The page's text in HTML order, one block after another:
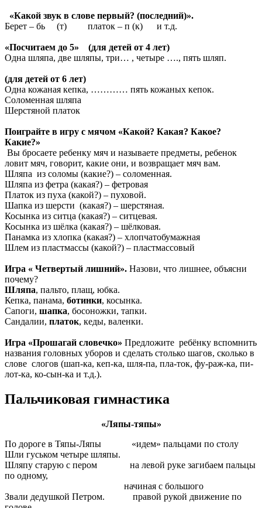
«Какой звук в слове первый? (последний)».
Берет – бь (т) платок – п (к) и т.д.
«Посчитаем до 5» (для детей от 4 лет)
Одна шляпа, две шляпы, три… , четыре …., пять шляп.
(для детей от 6 лет)
Одна кожаная кепка, ………… пять кожаных кепок.
Соломенная шляпа
Шерстяной платок
Поиграйте в игру с мячом «Какой? Какая? Какое?
Какие?»
Вы бросаете ребенку мяч и называете предметы, ребенок
ловит мяч, говорит, какие они, и возвращает мяч вам.
Шляпа из соломы (какие?) – соломенная.
Шляпа из фетра (какая?) – фетровая
Платок из пуха (какой?) – пуховой.
Шапка из шерсти (какая?) – шерстяная.
Косынка из ситца (какая?) – ситцевая.
Косынка из шёлка (какая?) – шёлковая.
Панамка из хлопка (какая?) – хлопчатобумажная
Шлем из пластмассы (какой?) – пластмассовый
Игра « Четвертый лишний». Назови, что лишнее, объясни
почему?
Шляпа, пальто, плащ, юбка.
Кепка, панама, ботинки, косынка.
Сапоги, шапка, босоножки, тапки.
Сандалии, платок, кеды, валенки.
Игра «Прошагай словечко» Предложите ребёнку вспомнить
названия головных уборов и сделать столько шагов, сколько в
слове слогов (шап-ка, кеп-ка, шля-па, пла-ток, фу-раж-ка, пи-
лот-ка, ко-сын-ка и т.д.).
Пальчиковая гимнастика
«Ляпы-тяпы»
По дороге в Тяпы-Ляпы «идем» пальцами по столу
Шли гуськом четыре шляпы.
Шляпу старую с пером на левой руке загибаем пальцы
по одному,
начиная с большого
Звали дедушкой Петром. правой рукой движение по